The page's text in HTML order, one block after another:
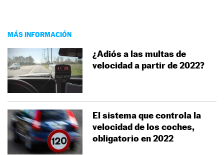
MÁS INFORMACIÓN
¿Adiós a las multas de
velocidad a partir de 2022?
El sistema que controla la
velocidad de los coches,
obligatorio en 2022